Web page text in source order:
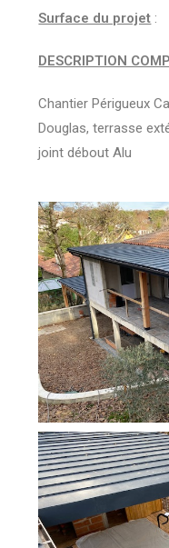
Surface du projet :
DESCRIPTION
Chantier Périgueux
Douglas, terrasse
joint débout Alu